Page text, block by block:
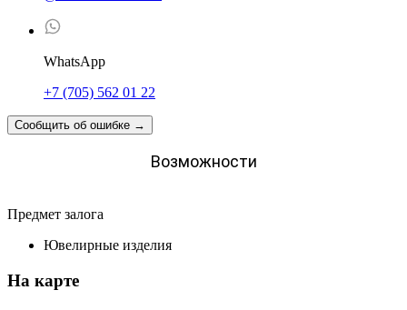
WhatsApp
+7 (705) 562 01 22
Сообщить об ошибке →
Возможности
Предмет залога
Ювелирные изделия
На карте